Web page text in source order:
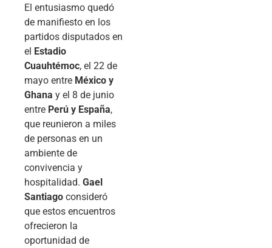
El entusiasmo quedó
de manifiesto en los
partidos disputados en
el Estadio
Cuauhtémoc, el 22 de
mayo entre México y
Ghana y el 8 de junio
entre Perú y España,
que reunieron a miles
de personas en un
ambiente de
convivencia y
hospitalidad. Gael
Santiago consideró
que estos encuentros
ofrecieron la
oportunidad de